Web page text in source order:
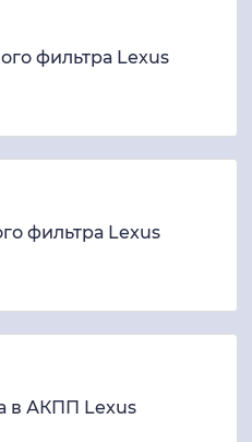
фильтра Lexus
фильтра Lexus
в АКПП Lexus